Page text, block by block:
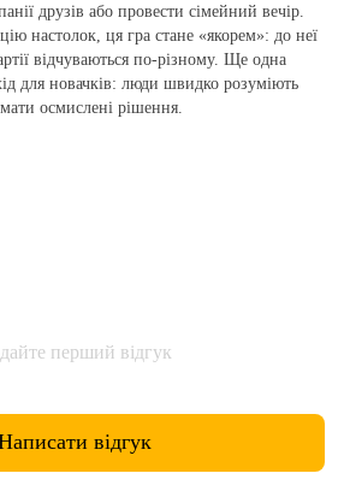
друзів або провести сімейний вечір.
настолок, ця гра стане «якорем»: до неї
відчуваються по‑різному. Ще одна
для новачків: люди швидко розуміють
осмислені рішення.
перший відгук
відгук